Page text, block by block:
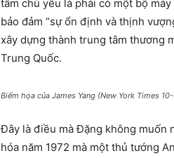
tâm chủ yếu là phải có một bộ
bảo đảm “sự ổn định và thịnh
xây dựng thành trung tâm thương
Trung Quốc.
Biếm họa của James Yang (New York Times
Đây là điều mà Đặng không muốn
hóa năm 1972 mà một thủ tướng